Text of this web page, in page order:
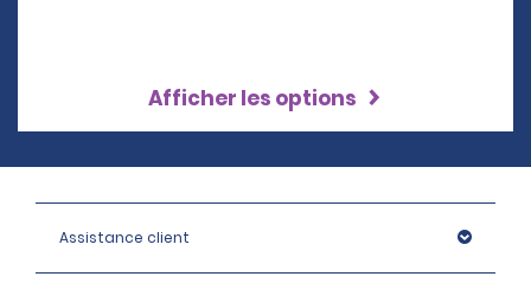
Afficher les options
Assistance client